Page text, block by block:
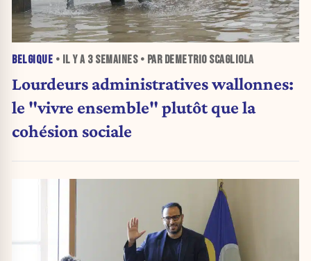
BELGIQUE • IL Y A 3 SEMAINES• PAR DEMETRIO SCAGLIOLA
Lourdeurs administratives wallonnes:
le "vivre ensemble" plutôt que la
cohésion sociale